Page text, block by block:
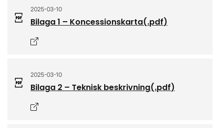
2025-03-10
Bilaga 1 – Koncessionskarta(.pdf)
2025-03-10
Bilaga 2 – Teknisk beskrivning(.pdf)